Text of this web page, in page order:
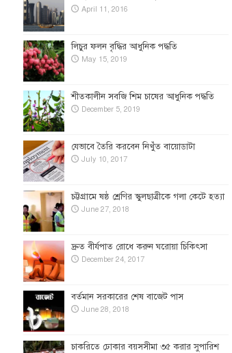
April 11, 2016
লিচুর ফলন বৃদ্ধির আধুনিক পদ্ধতি
May 15, 2019
শীতকালীন সবজি শিম চাষের আধুনিক পদ্ধতি
December 5, 2019
যেভাবে তৈরি করবেন নিখুঁত বায়োডাটা
July 10, 2017
চট্টগ্রামে ষষ্ঠ শ্রেণির স্কুলছাত্রীকে গলা কেটে হত্যা
June 27, 2018
দ্রুত বীর্যপাত রোধে করুন ঘরোয়া চিকিৎসা
December 24, 2017
বর্তমান সরকারের শেষ বাজেট পাস
June 28, 2018
চাকরিতে ঢোকার বয়সসীমা ৩৫ করার সুপারিশ